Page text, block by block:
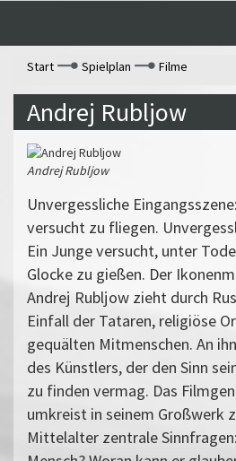
Start
Spielplan Filme
Andrej Rubljow
Andrej Rubljow
Unvergessliche
versucht zu fliegen.
Ein Junge versucht, unter
Glocke zu gießen. Der
Andrej Rubljow zieht durch
Einfall der Tataren, religiöse
gequälten Mitmenschen. An
des Künstlers, der den Sinn
zu finden vermag. Das
umkreist in seinem Großwerk
Mittelalter zentrale